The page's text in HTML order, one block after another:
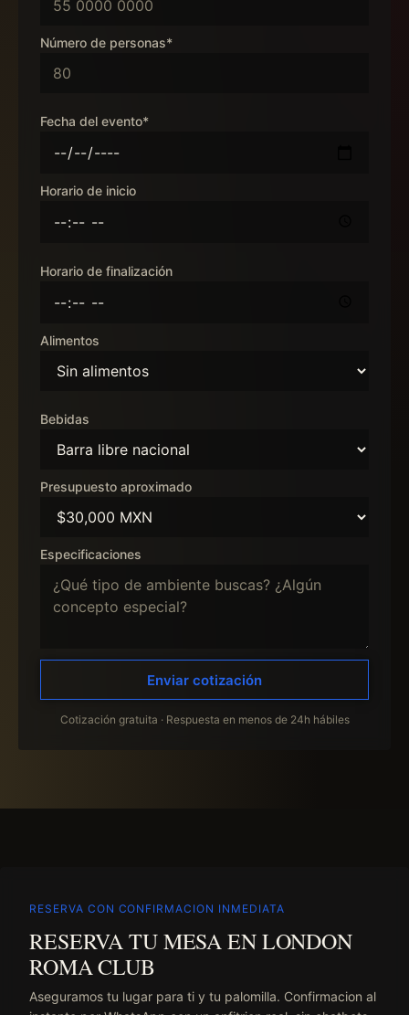
Número de personas*
Fecha del evento*
Horario de inicio
Horario de finalización
Alimentos
Bebidas
Presupuesto aproximado
Especificaciones
Enviar cotización
Cotización gratuita · Respuesta en menos de 24h hábiles
RESERVA CON CONFIRMACION INMEDIATA
RESERVA TU MESA EN LONDON
ROMA CLUB
Aseguramos tu lugar para ti y tu palomilla. Confirmacion al